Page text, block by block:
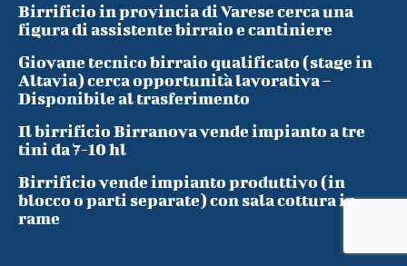
Birrificio in provincia di Varese cerca una
figura di assistente birraio e cantiniere
Giovane tecnico birraio qualificato (stage in
Altavia) cerca opportunità lavorativa –
Disponibile al trasferimento
Il birrificio Birranova vende impianto a tre
tini da 7-10 hl
Birrificio vende impianto produttivo (in
blocco o parti separate) con sala cottura in
rame